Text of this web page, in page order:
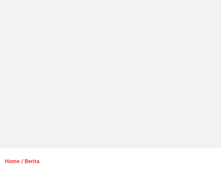
Home / Berita